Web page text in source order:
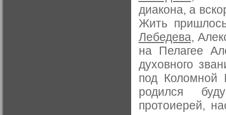
диакона, а
Жить
Лебедева,
на Пелагее
духовного
под Коломной
родился
протоиерей,